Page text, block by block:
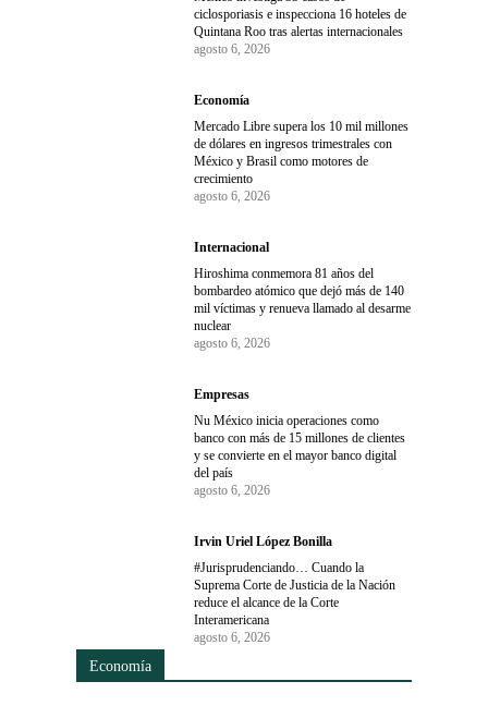
ciclosporiasis e inspecciona 16 hoteles de
Quintana Roo tras alertas internacionales
agosto 6, 2026
Economía
Mercado Libre supera los 10 mil millones
de dólares en ingresos trimestrales con
México y Brasil como motores de
crecimiento
agosto 6, 2026
Internacional
Hiroshima conmemora 81 años del
bombardeo atómico que dejó más de 140
mil víctimas y renueva llamado al desarme
nuclear
agosto 6, 2026
Empresas
Nu México inicia operaciones como
banco con más de 15 millones de clientes
y se convierte en el mayor banco digital
del país
agosto 6, 2026
Irvin Uriel López Bonilla
#Jurisprudenciando… Cuando la
Suprema Corte de Justicia de la Nación
reduce el alcance de la Corte
Interamericana
agosto 6, 2026
Economía